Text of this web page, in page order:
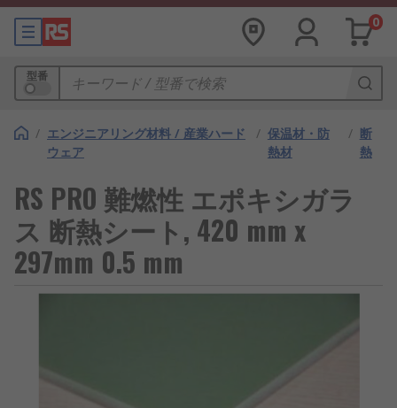
0
型番
/ エンジニアリング材料 / 産業ハード
ウェア
/ 保温材・防
熱材
/ 断
熱
RS PRO 難燃性 エポキシガラ
ス 断熱シート, 420 mm x
297mm 0.5 mm